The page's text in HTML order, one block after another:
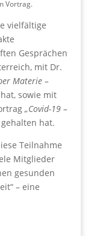
Vortrag.
vielfältige
Gesprächen
mit Dr.
Materie –
sowie mit
„Covid-19 –
hat.
Teilnahme
Mitglieder
gesunden
– eine